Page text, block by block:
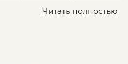
фразы "много
то очень нужное и
Читать полностью